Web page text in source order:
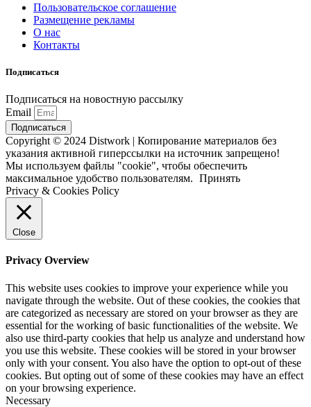
Пользовательское соглашение
Размещение рекламы
О нас
Контакты
Подписаться
Подписаться на новостную рассылку
Email
Подписаться
Copyright © 2024 Distwork | Копирование материалов без
указания активной гиперссылки на источник запрещено!
Мы используем файлы "cookie", чтобы обеспечить
максимальное удобство пользователям. Принять
Privacy & Cookies Policy
Close
Privacy Overview
This website uses cookies to improve your experience while you
navigate through the website. Out of these cookies, the cookies that
are categorized as necessary are stored on your browser as they are
essential for the working of basic functionalities of the website. We
also use third-party cookies that help us analyze and understand how
you use this website. These cookies will be stored in your browser
only with your consent. You also have the option to opt-out of these
cookies. But opting out of some of these cookies may have an effect
on your browsing experience.
Necessary